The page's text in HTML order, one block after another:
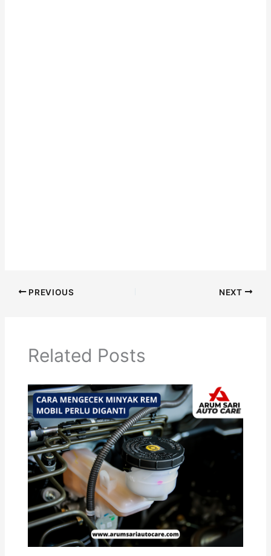
PREVIOUS NEXT
Related Posts